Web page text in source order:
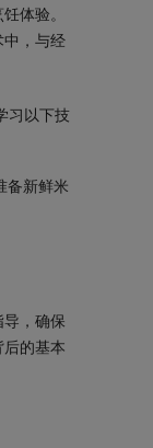
体验。
中，与经
习以下技
备新鲜米
，确保
的基本